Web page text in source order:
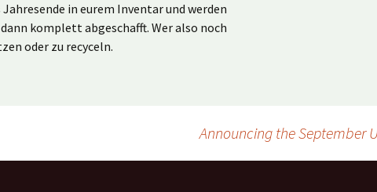
in eurem Inventar und werden
komplett abgeschafft. Wer also noch
oder zu recyceln.
Announcing the September